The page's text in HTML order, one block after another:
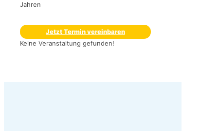
Jahren
Jetzt Termin vereinbaren
Keine Veranstaltung gefunden!